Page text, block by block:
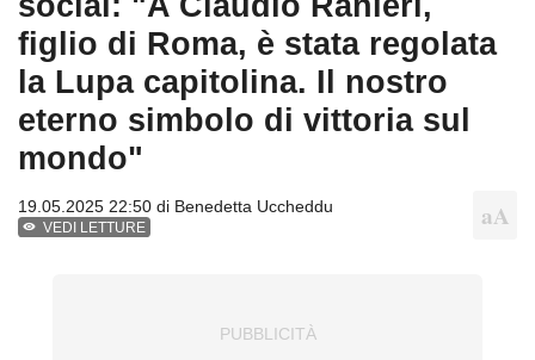
figlio di Roma, è stata regolata
la Lupa capitolina. Il nostro
eterno simbolo di vittoria sul
mondo"
19.05.2025 22:50 di Benedetta Uccheddu
VEDI LETTURE